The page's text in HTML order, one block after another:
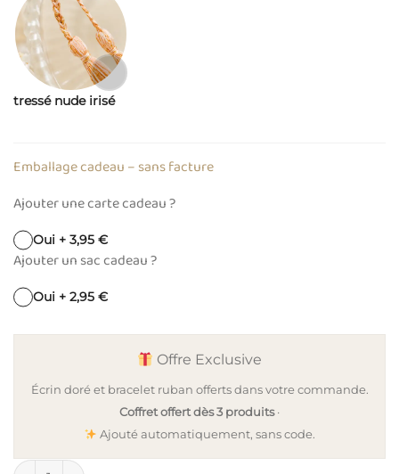
tressé nude irisé
Emballage cadeau – sans facture
Ajouter une carte cadeau ?
Oui + 3,95 €
Ajouter un sac cadeau ?
Oui + 2,95 €
Offre Exclusive
Écrin doré et bracelet ruban offerts dans votre commande.
Coffret offert dès 3 produits·
Ajouté automatiquement, sans code.
quantité de Bola de grossesse CANOPEE - cordon de soie